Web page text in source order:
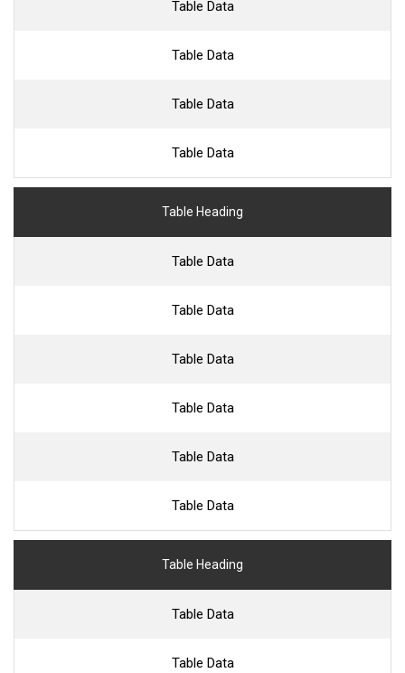
Table Data
Table Data
Table Data
Table Data
Table Heading
Table Data
Table Data
Table Data
Table Data
Table Data
Table Data
Table Heading
Table Data
Table Data